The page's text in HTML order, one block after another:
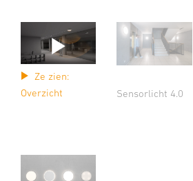
Ze zien:
Overzicht
Sensorlicht 4.0